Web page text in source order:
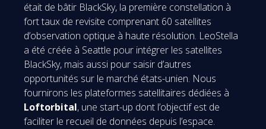
était de bâtir BlackSky, la première constellation à
fort taux de revisite comprenant 60 satellites
d’observation optique à haute résolution. LeoStella
a été créée à Seattle pour intégrer les satellites
BlackSky, mais aussi pour saisir d’autres
opportunités sur le marché états-unien. Nous
fournirons les plateformes satellitaires dédiées à
Loftorbital, une start-up dont l’objectif est de
faciliter le recueil de données depuis l’espace.